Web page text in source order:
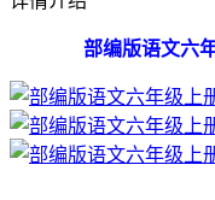
部编版语文六